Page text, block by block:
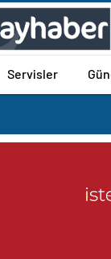
Servisler